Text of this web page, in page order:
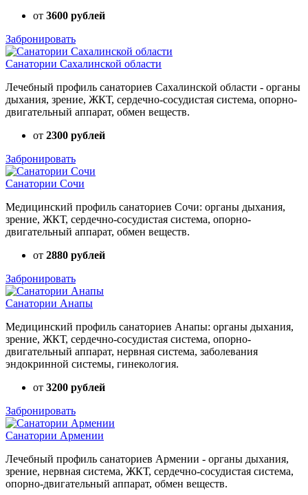
от 3600 рублей
Забронировать
Санатории Сахалинской области
Лечебный профиль санаториев Сахалинской области - органы
дыхания, зрение, ЖКТ, сердечно-сосудистая система, опорно-
двигательный аппарат, обмен веществ.
от 2300 рублей
Забронировать
Санатории Сочи
Медицинский профиль санаториев Сочи: органы дыхания,
зрение, ЖКТ, сердечно-сосудистая система, опорно-
двигательный аппарат, обмен веществ.
от 2880 рублей
Забронировать
Санатории Анапы
Медицинский профиль санаториев Анапы: органы дыхания,
зрение, ЖКТ, сердечно-сосудистая система, опорно-
двигательный аппарат, нервная система, заболевания
эндокринной системы, гинекология.
от 3200 рублей
Забронировать
Санатории Армении
Лечебный профиль санаториев Армении - органы дыхания,
зрение, нервная система, ЖКТ, сердечно-сосудистая система,
опорно-двигательный аппарат, обмен веществ.